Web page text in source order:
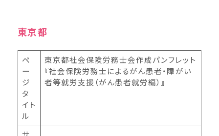
東京都
ペ
ー
ジ
タ
イト
ル
東京都社会保険労務士会作成パンフレット
『社会保険労務士によるがん患者・障がい
者等就労支援（がん患者就労編）』